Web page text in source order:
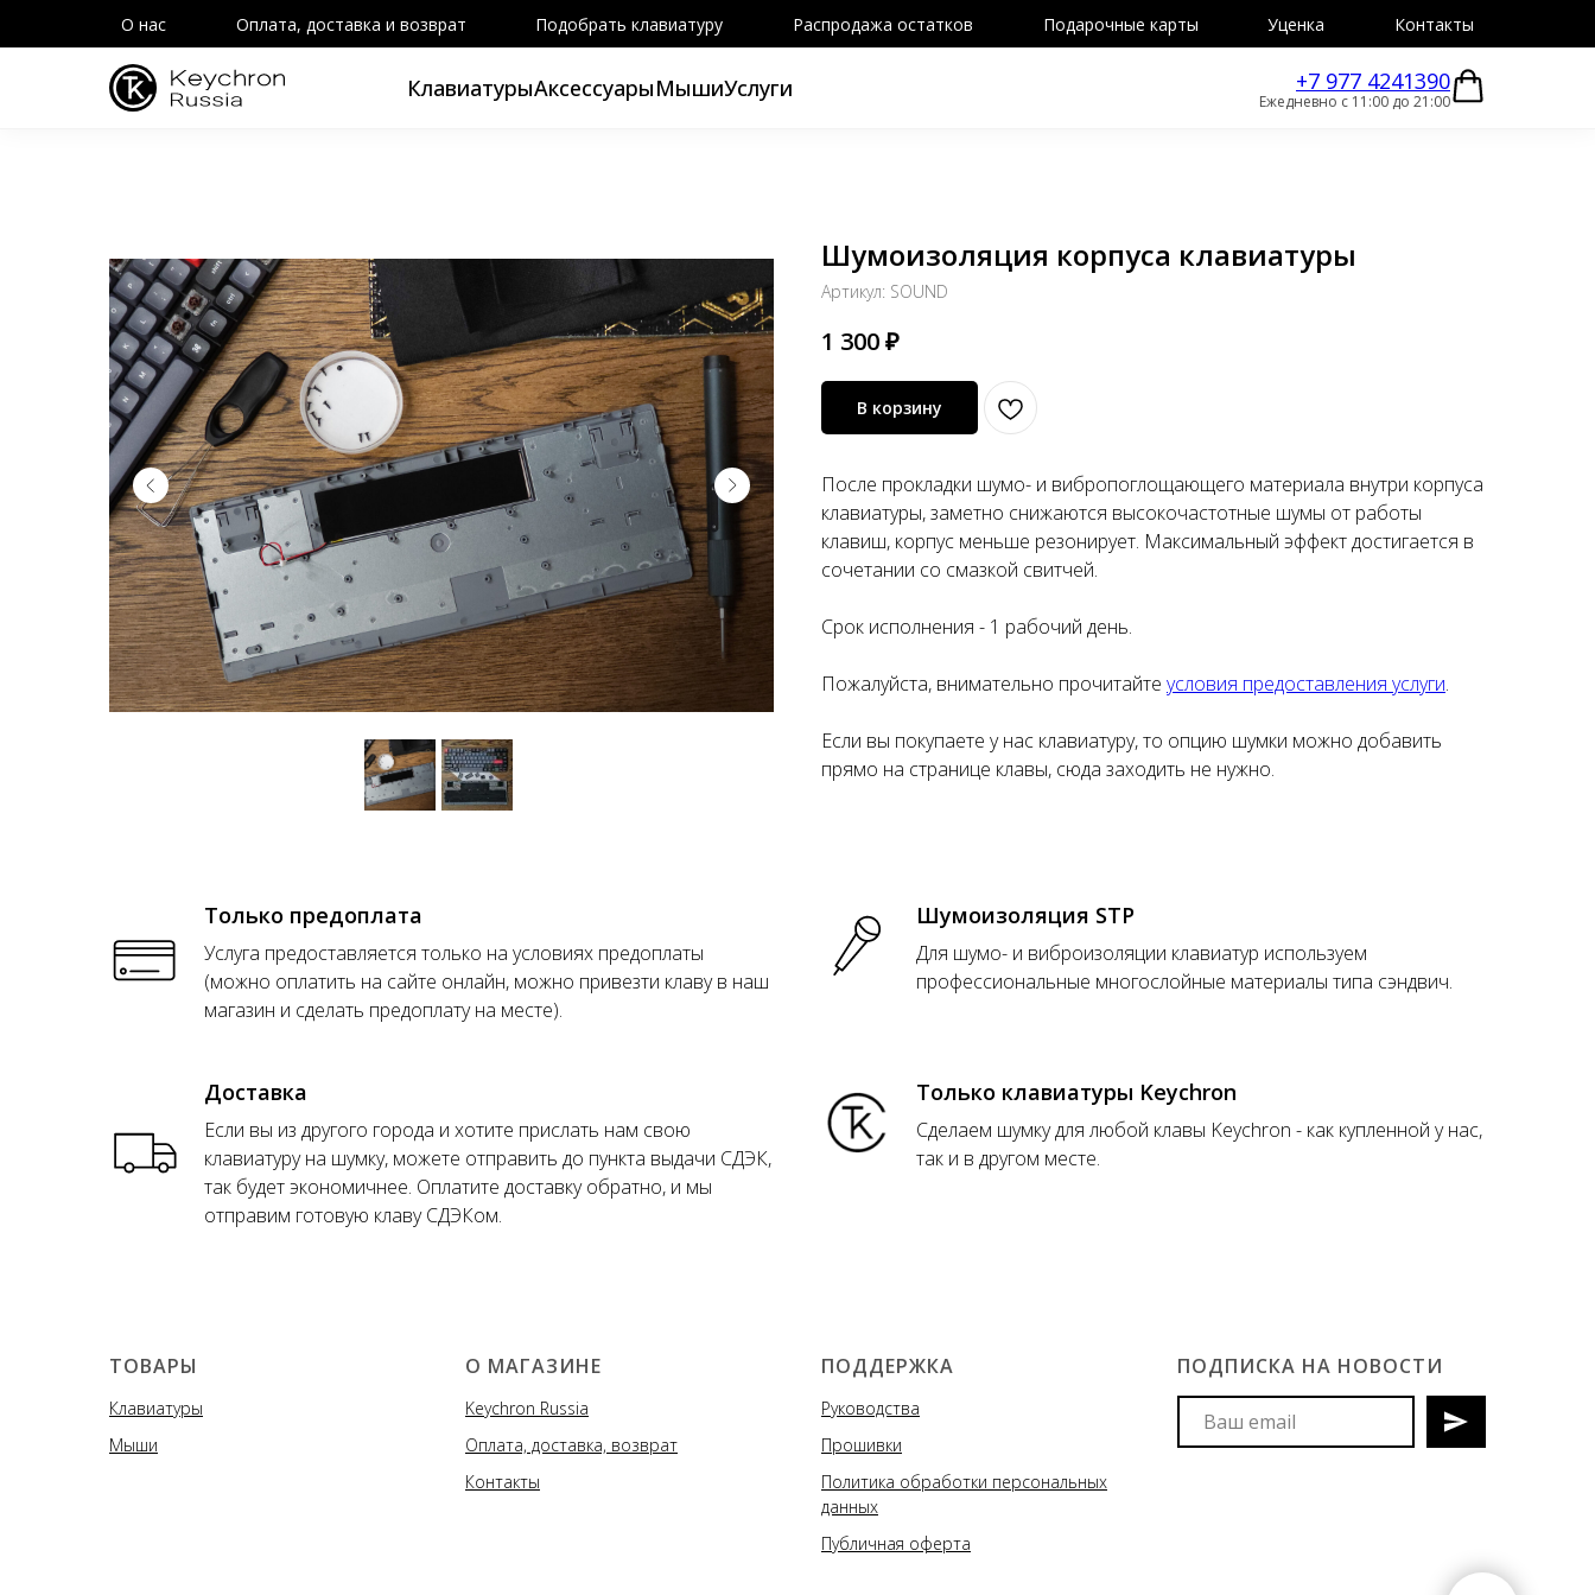
О нас Оплата, доставка и возврат Подобрать клавиатуру Распродажа остатков Подарочные карты Уценка Контакты
КлавиатурыАксессуарыМышиУслуги +7 977 4241390
Ежедневно с 11:00 до 21:00
Шумоизоляция корпуса клавиатуры
Артикул: SOUND
1 300₽
В корзину
После прокладки шумо- и вибропоглощающего материала внутри корпуса
клавиатуры, заметно снижаются высокочастотные шумы от работы
клавиш, корпус меньше резонирует. Максимальный эффект достигается в
сочетании со смазкой свитчей.
Срок исполнения - 1 рабочий день.
Пожалуйста, внимательно прочитайте условия предоставления услуги.
Если вы покупаете у нас клавиатуру, то опцию шумки можно добавить
прямо на странице клавы, сюда заходить не нужно.
Только предоплата
Услуга предоставляется только на условиях предоплаты
(можно оплатить на сайте онлайн, можно привезти клаву в наш
магазин и сделать предоплату на месте).
Шумоизоляция STP
Для шумо- и виброизоляции клавиатур используем
профессиональные многослойные материалы типа сэндвич.
Доставка
Если вы из другого города и хотите прислать нам свою
клавиатуру на шумку, можете отправить до пункта выдачи СДЭК,
так будет экономичнее. Оплатите доставку обратно, и мы
отправим готовую клаву СДЭКом.
Только клавиатуры Keychron
Сделаем шумку для любой клавы Keychron - как купленной у нас,
так и в другом месте.
ТОВАРЫ
Клавиатуры
Мыши
О МАГАЗИНЕ
Keychron Russia
Оплата, доставка, возврат
Контакты
ПОДДЕРЖКА
Руководства
Прошивки
Политика обработки персональных
данных
Публичная оферта
ПОДПИСКА НА НОВОСТИ